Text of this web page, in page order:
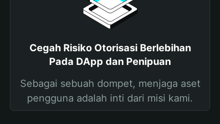
Cegah Risiko Otorisasi Berlebihan
Pada DApp dan Penipuan
Sebagai sebuah dompet, menjaga aset
pengguna adalah inti dari misi kami.